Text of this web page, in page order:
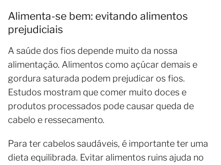
Alimenta-se bem: evitando alimentos
prejudiciais
A saúde dos fios depende muito da nossa
alimentação. Alimentos como açúcar demais e
gordura saturada podem prejudicar os fios.
Estudos mostram que comer muito doces e
produtos processados pode causar queda de
cabelo e ressecamento.
Para ter cabelos saudáveis, é importante ter uma
dieta equilibrada. Evitar alimentos ruins ajuda no